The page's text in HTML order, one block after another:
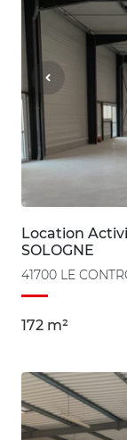
Location
SOLOGNE
41700 LE
172 m²